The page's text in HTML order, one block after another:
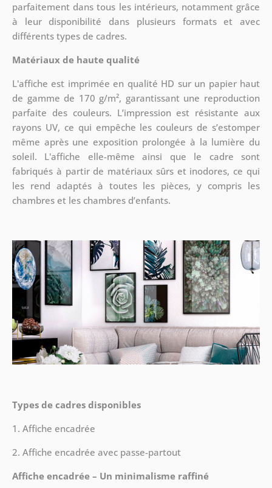
parfaitement dans tous les intérieurs, notamment grâce
à leur disponibilité dans plusieurs formats et avec
différents types de cadres.
Matériaux de haute qualité
L'affiche est imprimée en qualité HD sur un papier haut
de gamme de 170 g/m², garantissant une reproduction
parfaite des couleurs. L’impression est résistante aux
rayons UV, ce qui empêche les couleurs de s’estomper
même après une exposition prolongée à la lumière du
soleil. L'affiche elle-même ainsi que le cadre sont
fabriqués à partir de matériaux sûrs et inodores, ce qui
les rend adaptés à toutes les pièces, y compris les
chambres et les chambres d’enfants.
Types de cadres disponibles
1. Affiche encadrée
2. Affiche encadrée avec passe-partout
Affiche encadrée – Un minimalisme raffiné